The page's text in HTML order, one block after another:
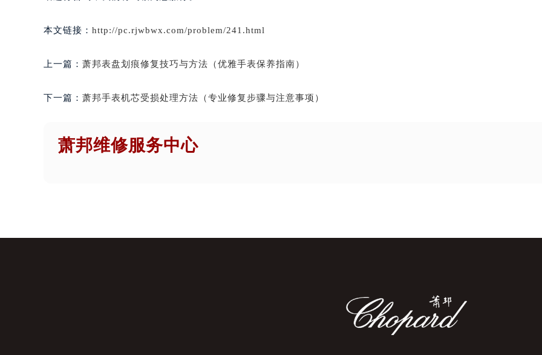
本文链接： http://pc.rjwbwx.com/problem/241.html
上一篇： 萧邦表盘划痕修复技巧与方法（优雅手表保养指南）
下一篇： 萧邦手表机芯受损处理方法（专业修复步骤与注意事项）
萧邦维修服务中心